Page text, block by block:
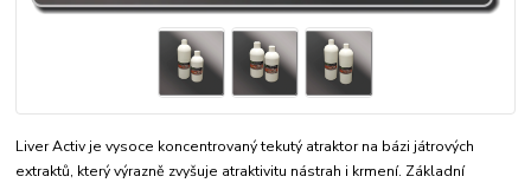
Liver Activ je vysoce koncentrovaný tekutý atraktor na bázi játrových
extraktů, který výrazně zvyšuje atraktivitu nástrah i krmení. Základní